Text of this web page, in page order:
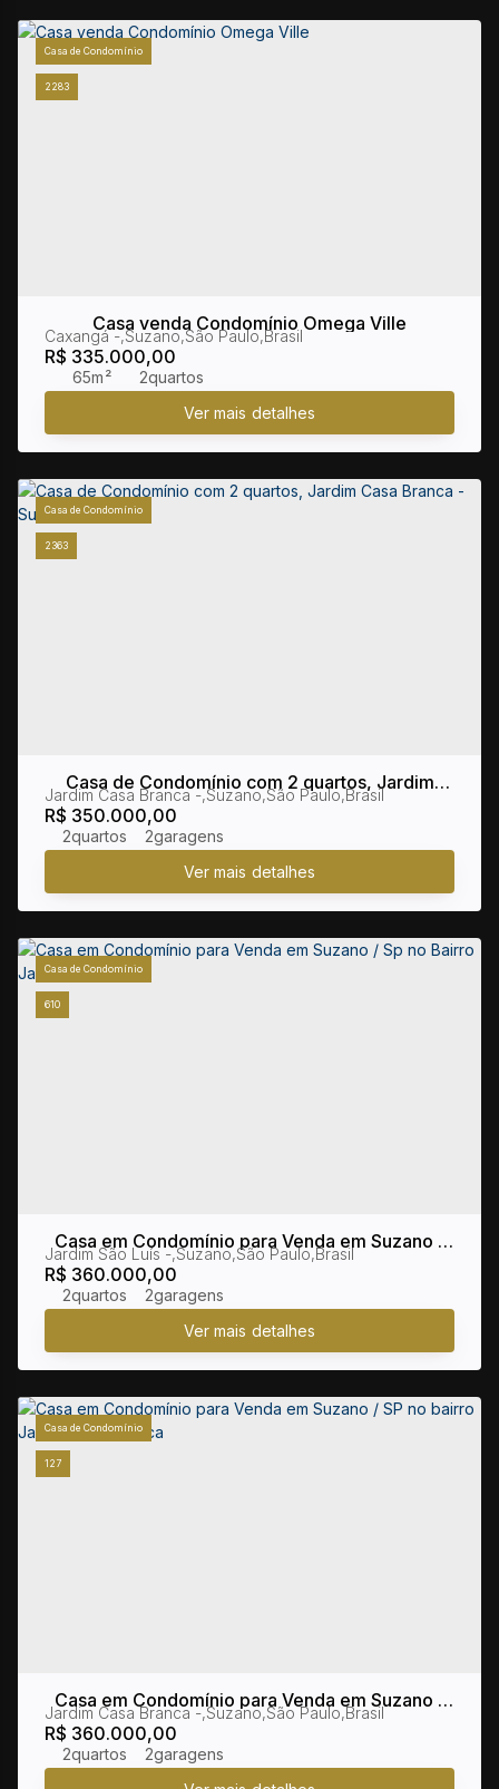
2283
Casa de Condomínio
Casa venda Condomínio Omega Ville
R$ 335.000,00
Caxangá ,Suzano,São Paulo,Brasil
2
65m²
2363
Casa de Condomínio
Casa de Condomínio com 2 quartos, Jardim
Casa Branca - Suzano
R$ 350.000,00
Jardim Casa Branca ,Suzano,São Paulo,Brasil
2 2
610
Casa de Condomínio
Casa em Condomínio para Venda em Suzano /
Sp no Bairro Jardim São Luís
R$ 360.000,00
Jardim São Luís ,Suzano,São Paulo,Brasil
2 2
127
Casa de Condomínio
Casa em Condomínio para Venda em Suzano /
SP no bairro Jardim Casa Branca
R$ 360.000,00
Jardim Casa Branca ,Suzano,São Paulo,Brasil
2 2